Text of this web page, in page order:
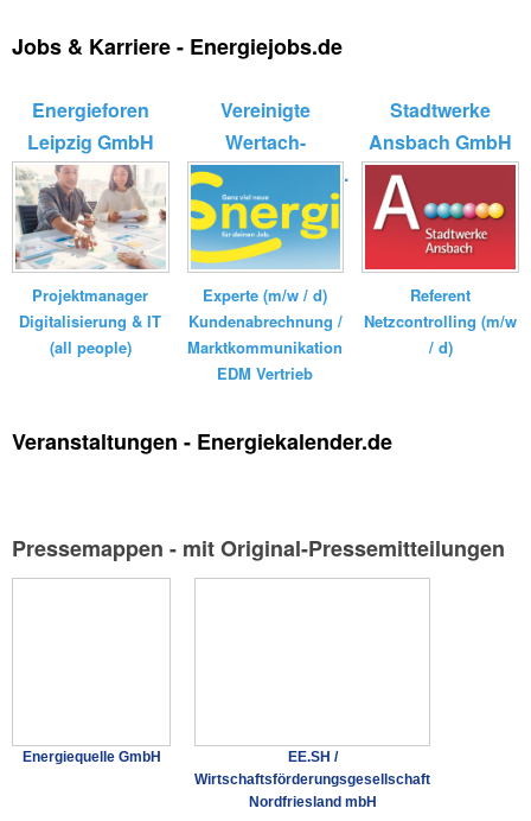
Jobs & Karriere - Energiejobs.de
Energieforen
Leipzig GmbH
Projektmanager
Digitalisierung & IT
(all people)
Vereinigte
Wertach-
Elektrizitätswerk...
Experte (m/w / d)
Kundenabrechnung /
Marktkommunikation
EDM Vertrieb
Stadtwerke
Ansbach GmbH
Referent
Netzcontrolling (m/w
/ d)
Veranstaltungen - Energiekalender.de
Pressemappen - mit Original-Pressemitteilungen
Energiequelle GmbH
EE.SH /
Wirtschaftsförderungsgesellschaft
Nordfriesland mbH